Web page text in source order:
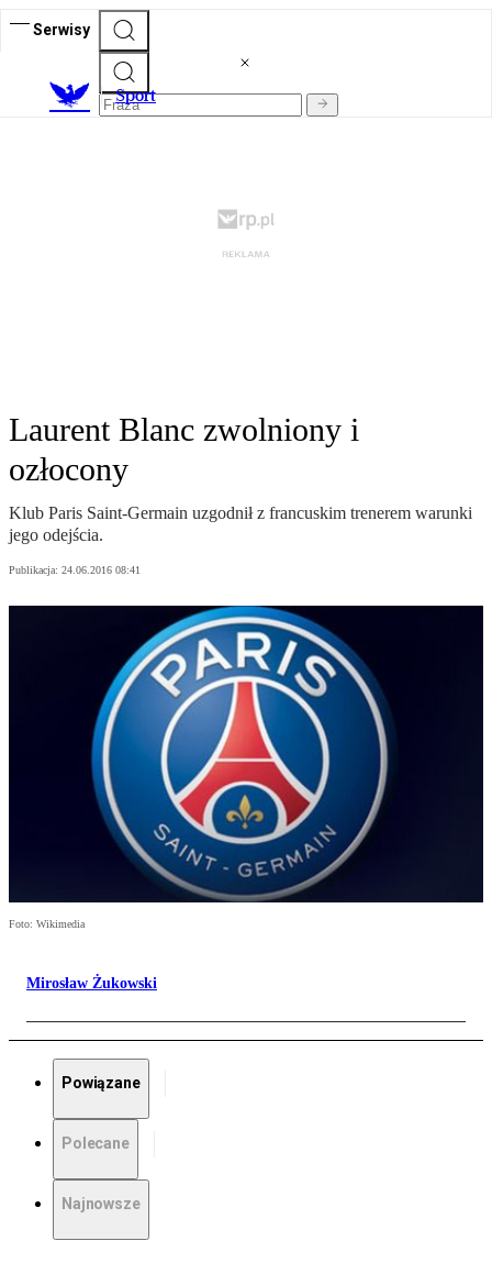
Serwisy
Sport
Laurent Blanc zwolniony i
ozłocony
Klub Paris Saint-Germain uzgodnił z francuskim trenerem warunki
jego odejścia.
Publikacja: 24.06.2016 08:41
Foto: Wikimedia
Mirosław Żukowski
Powiązane
Polecane
Najnowsze